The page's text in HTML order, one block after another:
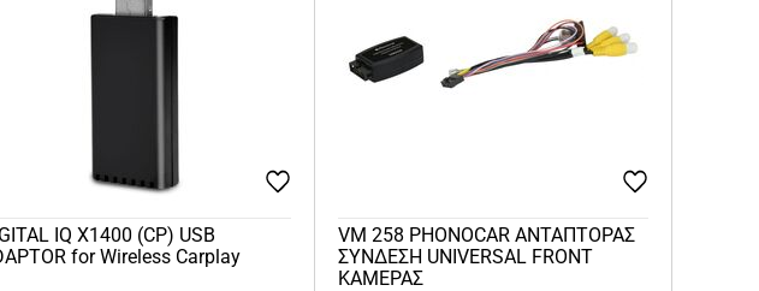
IQ X1400 (CP) USB
for Wireless Carplay
VM 258 PHONOCAR ΑΝΤΑΠΤΟΡΑΣ
ΣΥΝΔΕΣΗ UNIVERSAL FRONT
ΚΑΜΕΡΑΣ